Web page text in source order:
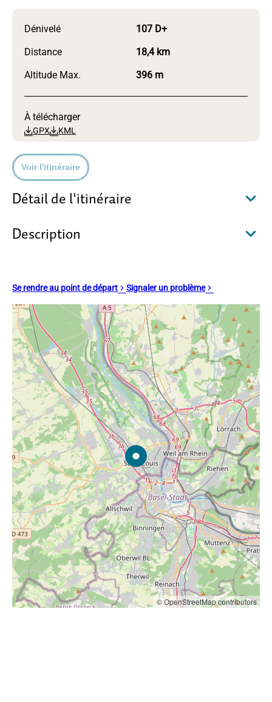
Détail de l'itinéraire
Description
Dénivelé
107 D+
Distance
18,4 km
Altitude Max.
396 m
À télécharger
GPX KML
Voir l'itinéraire
Se rendre au point de départ Signaler un problème
© OpenStreetMap contributors